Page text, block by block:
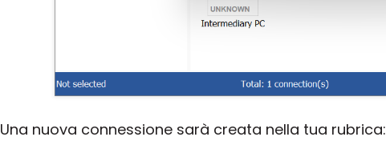
Una nuova connessione sarà creata nella tua rubrica: